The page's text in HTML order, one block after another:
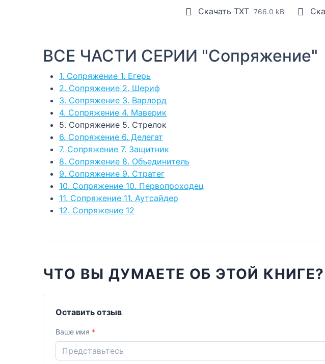
Скачать TXT 766.0 kB
ВСЕ ЧАСТИ СЕРИИ "Сопряжение"
1. Сопряжение 1. Егерь
2. Сопряжение 2. Шериф
3. Сопряжение 3. Варлорд
4. Сопряжение 4. Маверик
5. Сопряжение 5. Стрелок
6. Сопряжение 6. Делегат
7. Сопряжение 7. Защитник
8. Сопряжение 8. Объединитель
9. Сопряжение 9. Стратег
10. Сопряжение 10. Первопроходец
11. Сопряжение 11. Аутсайдер
12. Сопряжение 12
ЧТО ВЫ ДУМАЕТЕ ОБ ЭТОЙ КНИГЕ?
Оставить отзыв
Ваше имя *